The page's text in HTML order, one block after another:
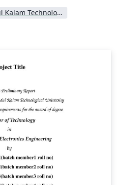
APJ Abdul Kalam Technological University